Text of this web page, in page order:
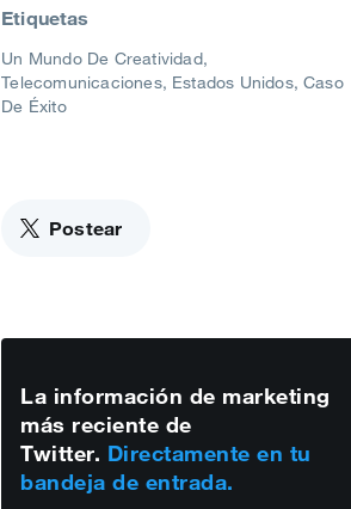
Etiquetas
Un Mundo De Creatividad
Telecomunicaciones Estados Unidos Caso
De Éxito
Postear
La información de marketing
más reciente de
Twitter. Directamente en tu
bandeja de entrada.